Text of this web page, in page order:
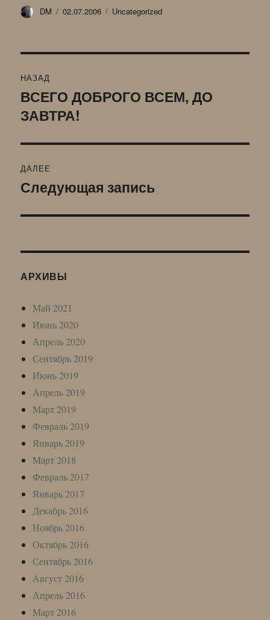
Автор
DM Опубликовано
02.07.2006 Рубрики
Uncategorized
по
записям
НАЗАД
Предыдущая
запись:
ВСЕГО ДОБРОГО ВСЕМ, ДО
ЗАВТРА!
ДАЛЕЕ
Следующая
Следующая запись
АРХИВЫ
Май 2021
Июнь 2020
Апрель 2020
Сентябрь 2019
Июнь 2019
Апрель 2019
Март 2019
Февраль 2019
Январь 2019
Март 2018
Февраль 2017
Январь 2017
Декабрь 2016
Ноябрь 2016
Октябрь 2016
Сентябрь 2016
Август 2016
Апрель 2016
Март 2016